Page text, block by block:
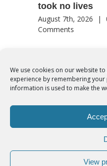
We use cookies on our website
experience by remembering
information is used to make the
View
took no lives
August 7th, 2026 |
Comments
© Copyright 2012 - 2026 |
COOKIES POLICY
facebook